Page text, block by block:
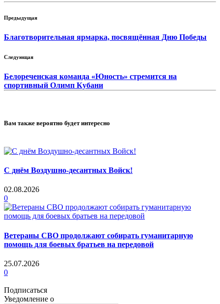
Предыдущая
Благотворительная ярмарка, посвящённая Дню Победы
Следующая
Белореченская команда «Юность» стремится на
спортивный Олимп Кубани
Вам также вероятно будет интересно
С днём Воздушно-десантных Войск!
02.08.2026
0
Ветераны СВО продолжают собирать гуманитарную
помощь для боевых братьев на передовой
25.07.2026
0
Подписаться
Уведомление о